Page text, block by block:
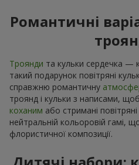
Романтичні
Троянди та кульки сердечка —
такий подарунок повітряні
справжню романтичну
троянд і кульки з написами,
коханим або стримані
нейтральній кольоровій гамі,
флористичної композиції.